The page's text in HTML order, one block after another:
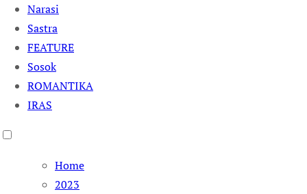
Narasi
Sastra
FEATURE
Sosok
ROMANTIKA
IRAS
Home
2023